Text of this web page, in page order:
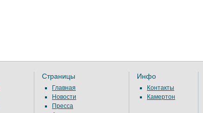
Страницы
Главная
Новости
Пресса
Инфо
Контакты
Камертон